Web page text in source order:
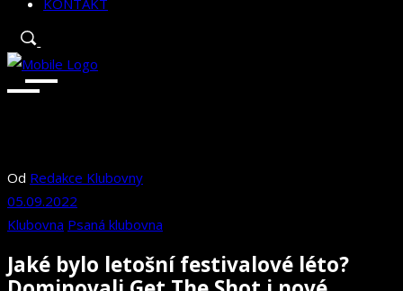
KONTAKT
Od Redakce Klubovny
05.09.2022
Klubovna Psaná klubovna
Jaké bylo letošní festivalové léto?